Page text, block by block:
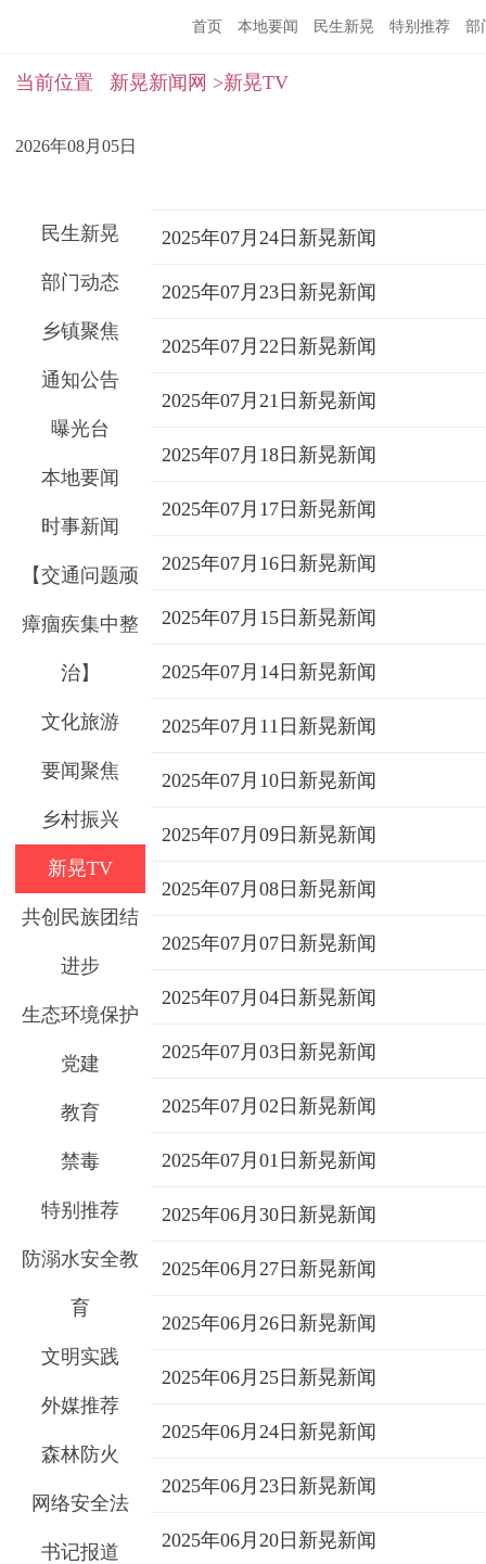
首页 本地要闻 民生新晃 特别推荐 部
当前位置 新晃新闻网 >新晃TV
2026年08月05日
民生新晃
部门动态
乡镇聚焦
通知公告
曝光台
本地要闻
时事新闻
【交通问题顽
瘴痼疾集中整
治】
文化旅游
要闻聚焦
乡村振兴
新晃TV
共创民族团结
进步
生态环境保护
党建
教育
禁毒
特别推荐
防溺水安全教
育
文明实践
外媒推荐
森林防火
网络安全法
书记报道
2025年07月24日新晃新闻
2025年07月23日新晃新闻
2025年07月22日新晃新闻
2025年07月21日新晃新闻
2025年07月18日新晃新闻
2025年07月17日新晃新闻
2025年07月16日新晃新闻
2025年07月15日新晃新闻
2025年07月14日新晃新闻
2025年07月11日新晃新闻
2025年07月10日新晃新闻
2025年07月09日新晃新闻
2025年07月08日新晃新闻
2025年07月07日新晃新闻
2025年07月04日新晃新闻
2025年07月03日新晃新闻
2025年07月02日新晃新闻
2025年07月01日新晃新闻
2025年06月30日新晃新闻
2025年06月27日新晃新闻
2025年06月26日新晃新闻
2025年06月25日新晃新闻
2025年06月24日新晃新闻
2025年06月23日新晃新闻
2025年06月20日新晃新闻